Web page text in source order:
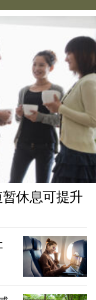
休息可提升